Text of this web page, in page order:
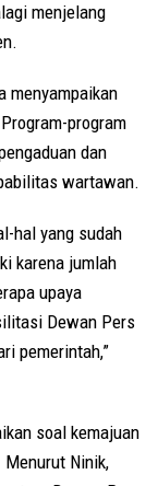
menjelang
menyampaikan
program
dan
wartawan.
hal yang sudah
karena jumlah
upaya
Dewan Pers
pemerintah,”
soal kemajuan
Ninik,